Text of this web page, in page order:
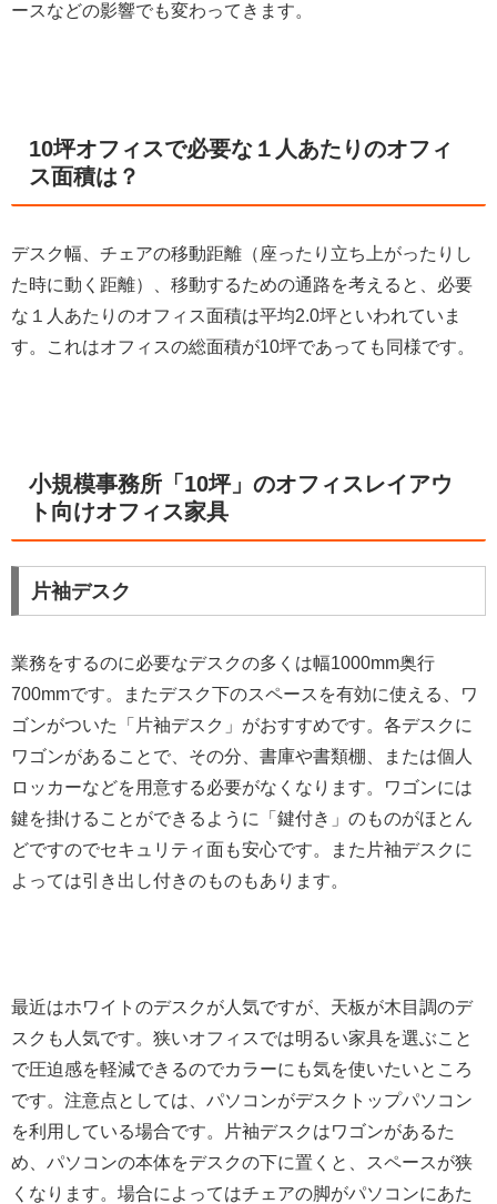
ースなどの影響でも変わってきます。
10坪オフィスで必要な１人あたりのオフィ
ス面積は？
デスク幅、チェアの移動距離（座ったり立ち上がったりし
た時に動く距離）、移動するための通路を考えると、必要
な１人あたりのオフィス面積は平均2.0坪といわれていま
す。これはオフィスの総面積が10坪であっても同様です。
小規模事務所「10坪」のオフィスレイアウ
ト向けオフィス家具
片袖デスク
業務をするのに必要なデスクの多くは幅1000mm奥行
700mmです。またデスク下のスペースを有効に使える、ワ
ゴンがついた「片袖デスク」がおすすめです。各デスクに
ワゴンがあることで、その分、書庫や書類棚、または個人
ロッカーなどを用意する必要がなくなります。ワゴンには
鍵を掛けることができるように「鍵付き」のものがほとん
どですのでセキュリティ面も安心です。また片袖デスクに
よっては引き出し付きのものもあります。
最近はホワイトのデスクが人気ですが、天板が木目調のデ
スクも人気です。狭いオフィスでは明るい家具を選ぶこと
で圧迫感を軽減できるのでカラーにも気を使いたいところ
です。注意点としては、パソコンがデスクトップパソコン
を利用している場合です。片袖デスクはワゴンがあるた
め、パソコンの本体をデスクの下に置くと、スペースが狭
くなります。場合によってはチェアの脚がパソコンにあた